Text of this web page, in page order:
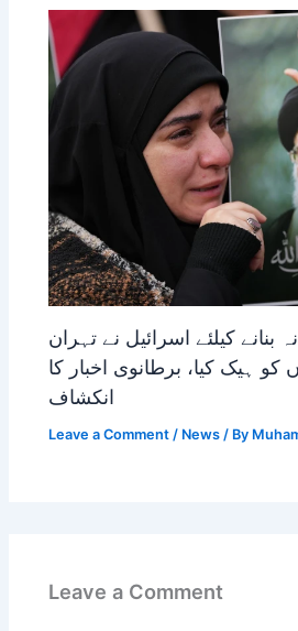
بنانے کیلئے اسرائیل نے تہران
ہیک کیا، برطانوی اخبار کا
انکشاف
Leave a Comment / News / By
Leave a Comment